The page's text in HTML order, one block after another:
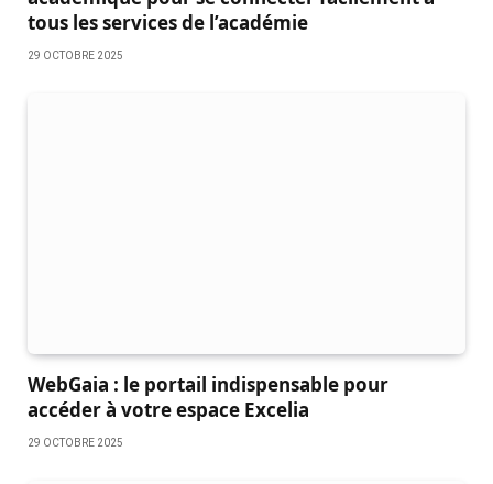
tous les services de l’académie
29 OCTOBRE 2025
WebGaia : le portail indispensable pour
accéder à votre espace Excelia
29 OCTOBRE 2025